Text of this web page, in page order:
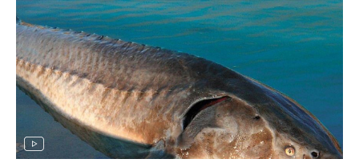
квартиры и подвала дома. В происшествии никто не пострадал,
силовики договорились с Широковым, он отпустил ребенка и
сдался сам. Как рассказал Gorod3466.ru источник, знакомый с
ситуацией, на заседании суда было принято постановление
провести дополнительную экспертизу из-за недостоверности
психолого- психиатрической экспертизы, проведенной ранее.
До проведения проверки Владимир будет находится в СИЗО.
Напомним, ранее в 2023 году Широкову выдвигались
обвинения по двум статьям: в незаконном лишении свободы
несовершеннолетнего и посягательстве на жизнь сотрудников
правоохранительных органов. После проведения следственных